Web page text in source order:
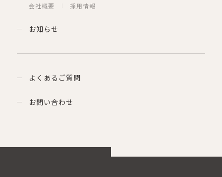
会社概要 採用情報
お知らせ
よくあるご質問
お問い合わせ